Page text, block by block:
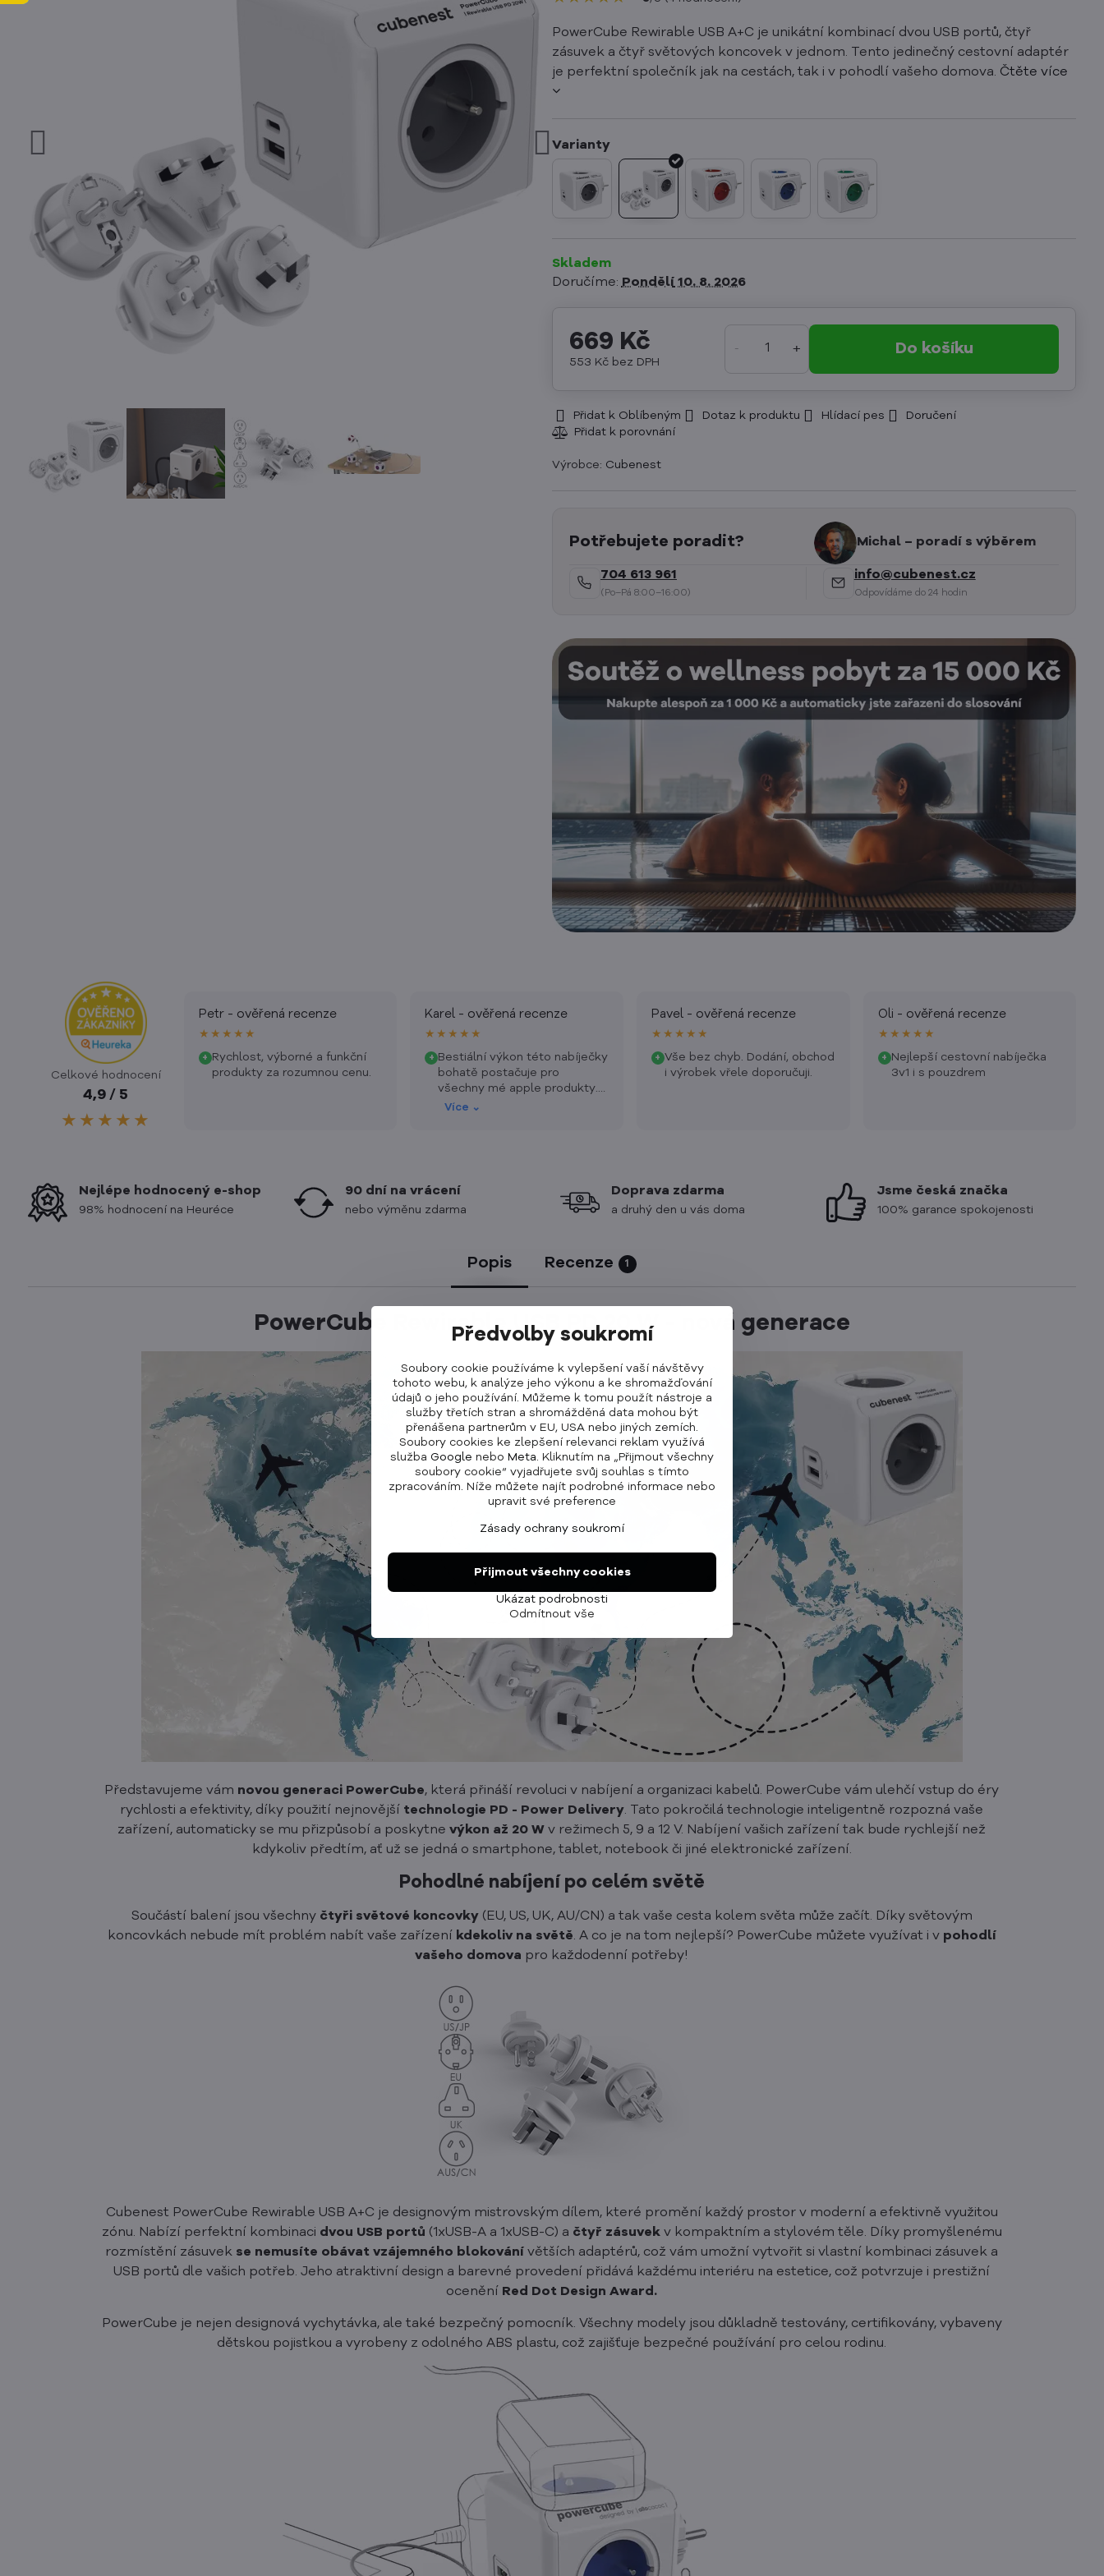
PowerCube Rewirable USB A+C je unikátní kombinací dvou USB portů, čtyř
zásuvek a čtyř světových koncovek v jednom. Tento jedinečný cestovní adaptér
je perfektní společník jak na cestách, tak i v pohodlí vašeho domova. Čtěte více
Skladem
Doručíme: Pondělí 10. 8. 2026
669 Kč
553 Kč bez DPH
Do košíku
Přidat k Oblíbeným Dotaz k produktu Hlídací pes Doručení
Výrobce: Cubenest
Potřebujete poradit? Michal – poradí s výběrem
704 613 961
(Po–Pá 8:00–16:00)
info@cubenest.cz
Odpovídáme do 24 hodin
Popis Recenze 1
PowerCube Rewirable USB PD 20 W - nová generace
Představujeme vám novou generaci PowerCube, která přináší revoluci v nabíjení a organizaci kabelů. PowerCube vám ulehčí vstup do éry
rychlosti a efektivity, díky použití nejnovější technologie PD - Power Delivery. Tato pokročilá technologie inteligentně rozpozná vaše
zařízení, automaticky se mu přizpůsobí a poskytne výkon až 20 W v režimech 5, 9 a 12 V. Nabíjení vašich zařízení tak bude rychlejší než
kdykoliv předtím, ať už se jedná o smartphone, tablet, notebook či jiné elektronické zařízení.
Pohodlné nabíjení po celém světě
Součástí balení jsou všechny čtyři světové koncovky(EU, US, UK, AU/CN) a tak vaše cesta kolem světa může začít. Díky světovým
koncovkách nebude mít problém nabít vaše zařízení kdekoliv na světě. A co je na tom nejlepší? PowerCube můžete využívat i v pohodlí
vašeho domova pro každodenní potřeby!
Cubenest PowerCube Rewirable USB A+C je designovým mistrovským dílem, které promění každý prostor v moderní a efektivně využitou
zónu. Nabízí perfektní kombinaci dvou USB portů (1xUSB-A a 1xUSB-C) a čtyř zásuvekv kompaktním a stylovém těle. Díky promyšlenému
rozmístění zásuvek se nemusíte obávat vzájemného blokování větších adaptérů, což vám umožní vytvořit si vlastní kombinaci zásuvek a
USB portů dle vašich potřeb. Jeho atraktivní design a barevné provedení přidává každému interiéru na estetice, což potvrzuje i prestižní
ocenění Red Dot Design Award.
PowerCube je nejen designová vychytávka, ale také bezpečný pomocník. Všechny modely jsou důkladně testovány, certifikovány, vybaveny
dětskou pojistkou a vyrobeny z odolného ABS plastu, což zajišťuje bezpečné používání pro celou rodinu.
Celkové hodnocení
4,9 / 5
★★★★★
Petr - ověřená recenze
★★★★★
+ Rychlost, výborné a funkční
produkty za rozumnou cenu.
Karel - ověřená recenze
★★★★★
+
Bestiální výkon této nabíječky
bohatě postačuje pro
všechny mé apple produkty.
Příkladný je i přístup k
Více ⌄
Pavel - ověřená recenze
★★★★★
+ Vše bez chyb. Dodání, obchod
i výrobek vřele doporučuji.
Oli - ověřená recenze
★★★★★
+ Nejlepší cestovní nabíječka
3v1 i s pouzdrem
Nejlépe hodnocený e-shop
98% hodnocení na Heuréce
90 dní na vrácení
nebo výměnu zdarma
Doprava zdarma
a druhý den u vás doma
Jsme česká značka
100% garance spokojenosti
Předvolby soukromí
Soubory cookie používáme k vylepšení vaší návštěvy
tohoto webu, k analýze jeho výkonu a ke shromažďování
údajů o jeho používání. Můžeme k tomu použít nástroje a
služby třetích stran a shromážděná data mohou být
přenášena partnerům v EU, USA nebo jiných zemích.
Soubory cookies ke zlepšení relevanci reklam využívá
služba Google nebo Meta. Kliknutím na „Přijmout všechny
soubory cookie“ vyjadřujete svůj souhlas s tímto
zpracováním. Níže můžete najít podrobné informace nebo
upravit své preference
Zásady ochrany soukromí
Ukázat podrobnosti
Přijmout všechny cookies
Odmítnout vše